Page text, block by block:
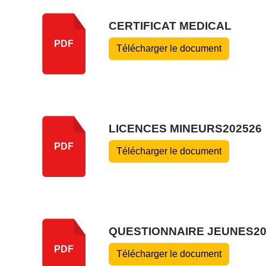
PDF
CERTIFICAT MEDICAL
Télécharger le document
PDF
LICENCES MINEURS202526
Télécharger le document
PDF
QUESTIONNAIRE
Télécharger le document